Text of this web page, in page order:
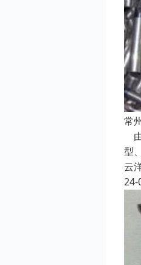
常
型
云
24-